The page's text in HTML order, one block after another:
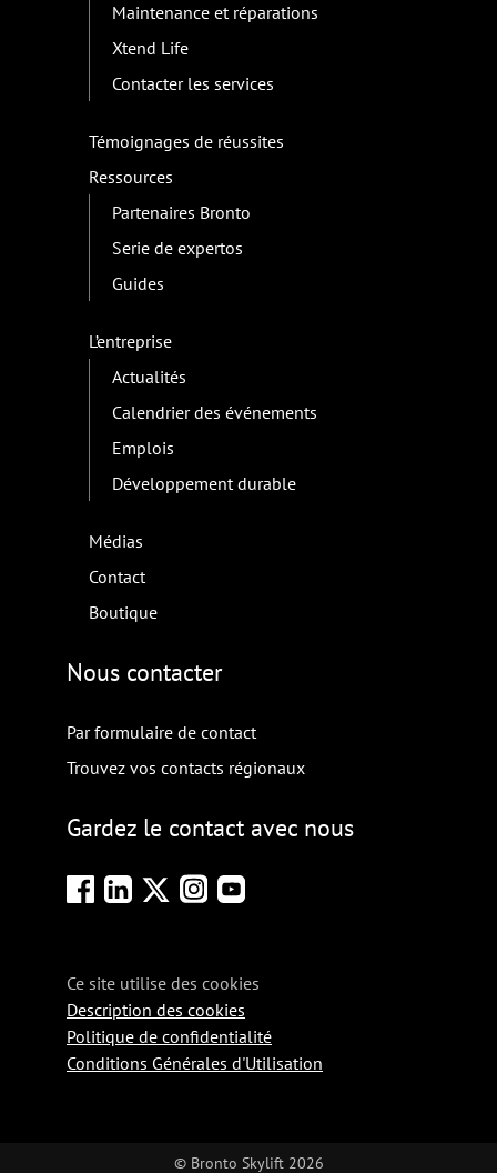
Maintenance et réparations
Xtend Life
Contacter les services
Témoignages de réussites
Ressources
Partenaires Bronto
Serie de expertos
Guides
L’entreprise
Actualités
Calendrier des événements
Emplois
Développement durable
Médias
Contact
Boutique
Nous contacter
Par formulaire de contact
Trouvez vos contacts régionaux
Gardez le contact avec nous
Ce site utilise des cookies
Description des cookies
Politique de confidentialité
Conditions Générales d'Utilisation
© Bronto Skylift 2026